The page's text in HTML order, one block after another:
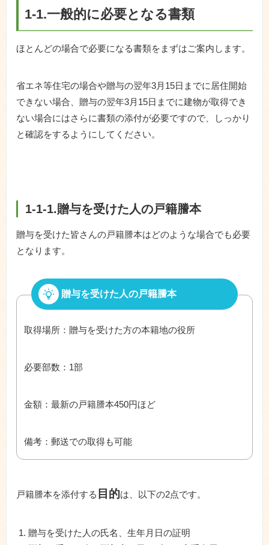
1-1.一般的に必要となる書類
ほとんどの場合で必要になる書類をまずはご案内します。
省エネ等住宅の場合や贈与の翌年3月15日までに居住開始
できない場合、贈与の翌年3月15日までに建物が取得でき
ない場合にはさらに書類の添付が必要ですので、しっかり
と確認をするようにしてください。
1-1-1.贈与を受けた人の戸籍謄本
贈与を受けた皆さんの戸籍謄本はどのような場合でも必要
となります。
贈与を受けた人の戸籍謄本
取得場所：贈与を受けた方の本籍地の役所
必要部数：1部
金額：最新の戸籍謄本450円ほど
備考：郵送での取得も可能
戸籍謄本を添付する 目的は、以下の2点です。
贈与を受けた人の氏名、生年月日の証明